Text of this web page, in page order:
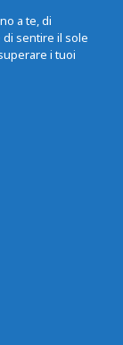
a te, di
sentire il sole
i tuoi